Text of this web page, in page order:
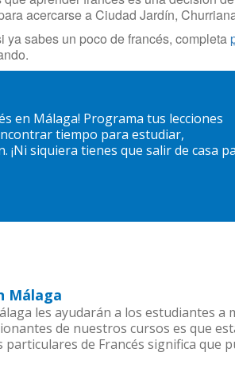
acercarse a Ciudad Jardín,
ya sabes un poco de francés, completa
en Málaga! Programa tus lecciones
tiempo para estudiar,
siquiera tienes que salir de casa
Málaga
les ayudarán a los estudiantes a
de nuestros cursos es que
de Francés significa